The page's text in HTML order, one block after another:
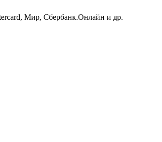
Мир, Сбербанк.Онлайн и др.